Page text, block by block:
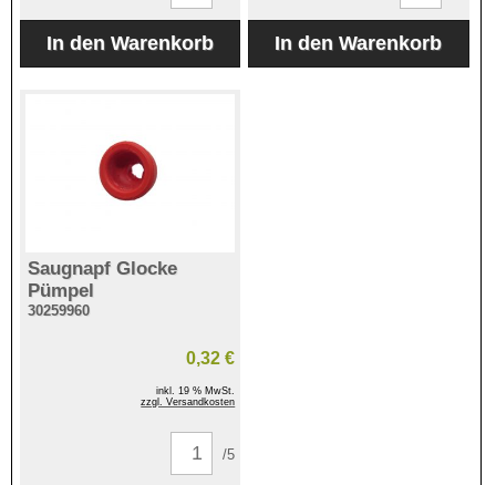
Saugnapf Glocke
Pümpel
30259960
0,32 €
inkl. 19 % MwSt.
zzgl. Versandkosten
/5